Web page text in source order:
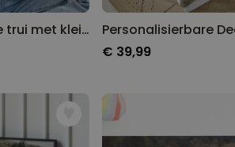
Gepersonaliseerde trui met kleine illustratie
€ 39,99